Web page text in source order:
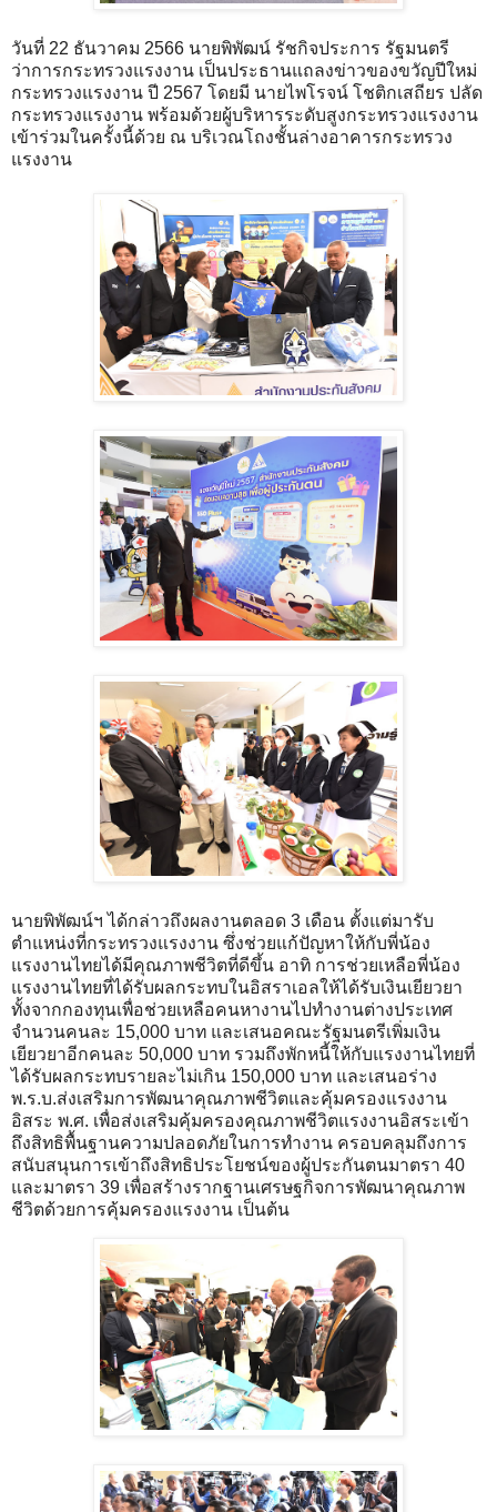
วันที่ 22 ธันวาคม 2566 นายพิพัฒน์ รัชกิจประการ รัฐมนตรี
ว่าการกระทรวงแรงงาน เป็นประธานแถลงข่าวของขวัญปีใหม่
กระทรวงแรงงาน ปี 2567 โดยมี นายไพโรจน์ โชติกเสถียร ปลัด
กระทรวงแรงงาน พร้อมด้วยผู้บริหารระดับสูงกระทรวงแรงงาน
เข้าร่วมในครั้งนี้ด้วย ณ บริเวณโถงชั้นล่างอาคารกระทรวง
แรงงาน
นายพิพัฒน์ฯ ได้กล่าวถึงผลงานตลอด 3 เดือน ตั้งแต่มารับ
ตำแหน่งที่กระทรวงแรงงาน ซึ่งช่วยแก้ปัญหาให้กับพี่น้อง
แรงงานไทยได้มีคุณภาพชีวิตที่ดีขึ้น อาทิ การช่วยเหลือพี่น้อง
แรงงานไทยที่ได้รับผลกระทบในอิสราเอลให้ได้รับเงินเยียวยา
ทั้งจากกองทุนเพื่อช่วยเหลือคนหางานไปทำงานต่างประเทศ
จำนวนคนละ 15,000 บาท และเสนอคณะรัฐมนตรีเพิ่มเงิน
เยียวยาอีกคนละ 50,000 บาท รวมถึงพักหนี้ให้กับแรงงานไทยที่
ได้รับผลกระทบรายละไม่เกิน 150,000 บาท และเสนอร่าง
พ.ร.บ.ส่งเสริมการพัฒนาคุณภาพชีวิตและคุ้มครองแรงงาน
อิสระ พ.ศ. เพื่อส่งเสริมคุ้มครองคุณภาพชีวิตแรงงานอิสระเข้า
ถึงสิทธิพื้นฐานความปลอดภัยในการทำงาน ครอบคลุมถึงการ
สนับสนุนการเข้าถึงสิทธิประโยชน์ของผู้ประกันตนมาตรา 40
และมาตรา 39 เพื่อสร้างรากฐานเศรษฐกิจการพัฒนาคุณภาพ
ชีวิตด้วยการคุ้มครองแรงงาน เป็นต้น